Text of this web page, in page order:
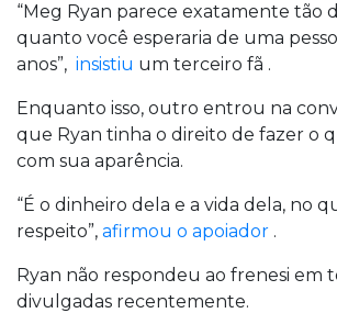
“Meg Ryan parece exatamente tão
quanto você esperaria de uma
anos”, insistiu um terceiro fã .
Enquanto isso, outro entrou na
que Ryan tinha o direito de fazer o
com sua aparência.
“É o dinheiro dela e a vida dela, no
respeito”, afirmou o apoiador .
Ryan não respondeu ao frenesi em
divulgadas recentemente.